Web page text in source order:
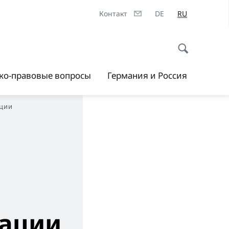
Контакт DE RU
правовые вопросы Германия и Россия